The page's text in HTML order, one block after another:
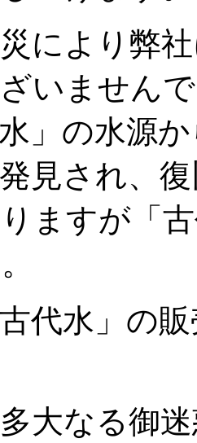
により弊
いません
」の水源
見され、
ますが「
代水」の
大なる御